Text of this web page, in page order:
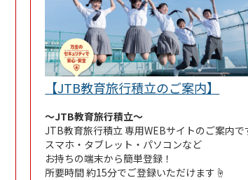
【JTB教育旅行積立のご案内】
～JTB教育旅行積立～
JTB教育旅行積立 専用WEBサイトのご案内で
スマホ・タブレット・パソコンなど
お持ちの端末から簡単登録！
所要時間 約15分でご登録いただけます☝